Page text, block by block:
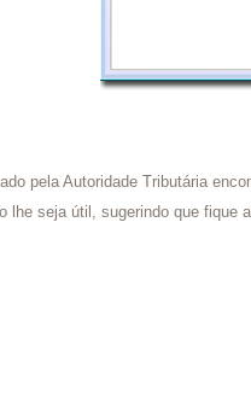
pela Autoridade Tributária
lhe seja útil, sugerindo que fique